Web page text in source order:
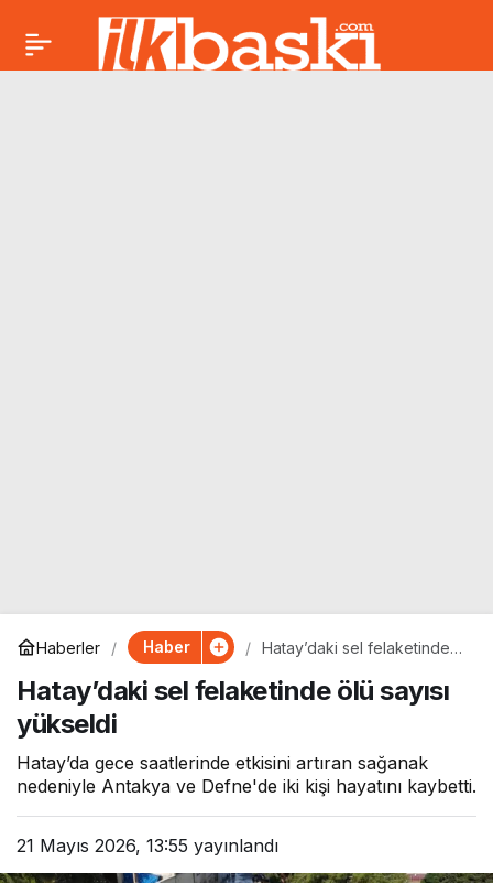
Haberler Haber
Hatay’daki sel felaketinde
Hatay’daki sel felaketinde ölü sayısı
yükseldi
Hatay’da gece saatlerinde etkisini artıran sağanak
nedeniyle Antakya ve Defne'de iki kişi hayatını kaybetti.
21 Mayıs 2026, 13:55 yayınlandı
Tutuklu bulunan